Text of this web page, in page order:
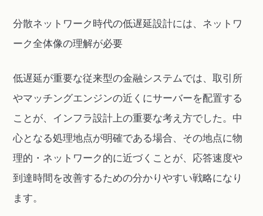
分散ネットワーク時代の低遅延設計には、ネットワ
ーク全体像の理解が必要
低遅延が重要な従来型の金融システムでは、取引所
やマッチングエンジンの近くにサーバーを配置する
ことが、インフラ設計上の重要な考え方でした。中
心となる処理地点が明確である場合、その地点に物
理的・ネットワーク的に近づくことが、応答速度や
到達時間を改善するための分かりやすい戦略になり
ます。